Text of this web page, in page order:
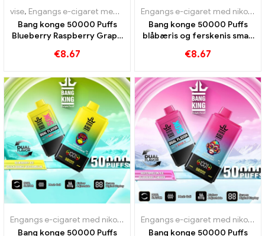
vise, Engangs e-cigaret med nikotin ,Engangs e-cigaretter ,
Bang konge 50000 Puffs
Blueberry Raspberry Grape
€8.67
Engangs e-cigaret med nikotin
Bang konge 50000 Puffs
blåbæris og ferskenis smag
€8.67
Engangs e-cigaret med nikotin Engangs e-cigaretter ,Engangs e-
Bang konge 50000 Puffs
Engangs e-cigaret med nikotin
Bang konge 50000 Puffs